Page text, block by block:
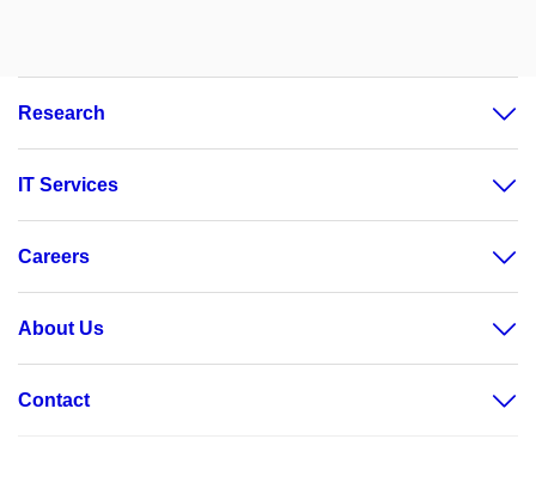
Research
IT Services
Careers
About Us
Contact